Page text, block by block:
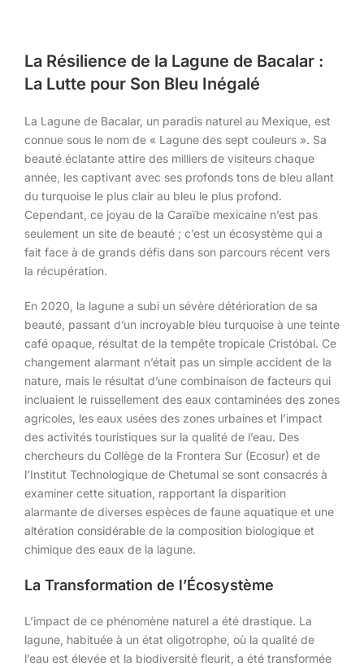
La Résilience de la Lagune de Bacalar :
La Lutte pour Son Bleu Inégalé
La Lagune de Bacalar, un paradis naturel au Mexique, est
connue sous le nom de « Lagune des sept couleurs ». Sa
beauté éclatante attire des milliers de visiteurs chaque
année, les captivant avec ses profonds tons de bleu allant
du turquoise le plus clair au bleu le plus profond.
Cependant, ce joyau de la Caraïbe mexicaine n’est pas
seulement un site de beauté ; c’est un écosystème qui a
fait face à de grands défis dans son parcours récent vers
la récupération.
En 2020, la lagune a subi un sévère détérioration de sa
beauté, passant d’un incroyable bleu turquoise à une teinte
café opaque, résultat de la tempête tropicale Cristóbal. Ce
changement alarmant n’était pas un simple accident de la
nature, mais le résultat d’une combinaison de facteurs qui
incluaient le ruissellement des eaux contaminées des zones
agricoles, les eaux usées des zones urbaines et l’impact
des activités touristiques sur la qualité de l’eau. Des
chercheurs du Collège de la Frontera Sur (Ecosur) et de
l’Institut Technologique de Chetumal se sont consacrés à
examiner cette situation, rapportant la disparition
alarmante de diverses espèces de faune aquatique et une
altération considérable de la composition biologique et
chimique des eaux de la lagune.
La Transformation de l’Écosystème
L’impact de ce phénomène naturel a été drastique. La
lagune, habituée à un état oligotrophe, où la qualité de
l’eau est élevée et la biodiversité fleurit, a été transformée